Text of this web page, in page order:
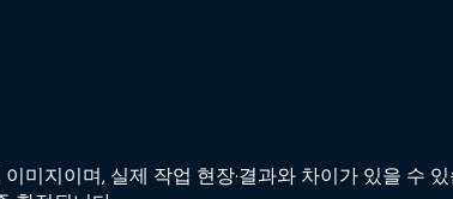
지이며, 실제 작업 현장·결과와 차이가 있을 수